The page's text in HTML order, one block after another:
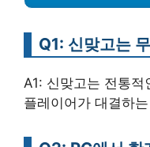
Q1: 신맞고는
A1: 신맞고는 전통
플레이어가 대결하